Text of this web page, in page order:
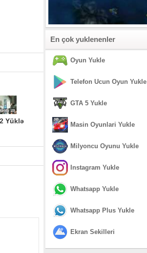
Yüklə
En çok yuklenenler
Oyun Yukle
Telefon Ucun Oyun Yukle
GTA 5 Yukle
Masin Oyunlari Yukle
Milyoncu Oyunu Yukle
Instagram Yukle
Whatsapp Yukle
Whatsapp Plus Yukle
Ekran Sekilleri